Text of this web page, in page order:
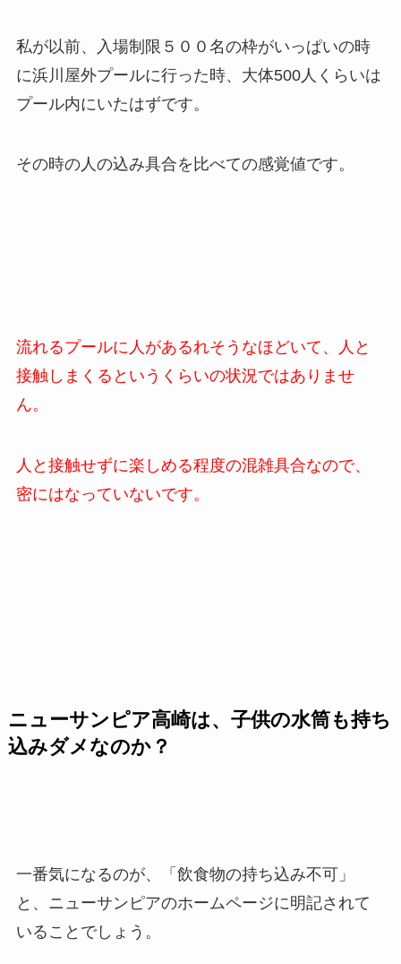
私が以前、入場制限５００名の枠がいっぱいの時
に浜川屋外プールに行った時、大体500人くらいは
プール内にいたはずです。
その時の人の込み具合を比べての感覚値です。
流れるプールに人があるれそうなほどいて、人と
接触しまくるというくらいの状況ではありませ
ん。
人と接触せずに楽しめる程度の混雑具合なので、
密にはなっていないです。
ニューサンピア高崎は、子供の水筒も持ち
込みダメなのか？
一番気になるのが、「飲食物の持ち込み不可」
と、ニューサンピアのホームページに明記されて
いることでしょう。